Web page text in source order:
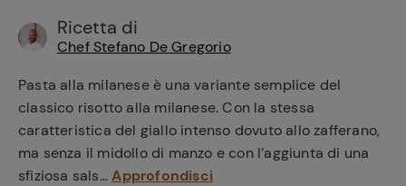
Ricetta di
Chef Stefano De Gregorio
Pasta alla milanese è una variante semplice del
classico risotto alla milanese. Con la stessa
caratteristica del giallo intenso dovuto allo zafferano,
ma senza il midollo di manzo e con l’aggiunta di una
sfiziosa sals... Approfondisci